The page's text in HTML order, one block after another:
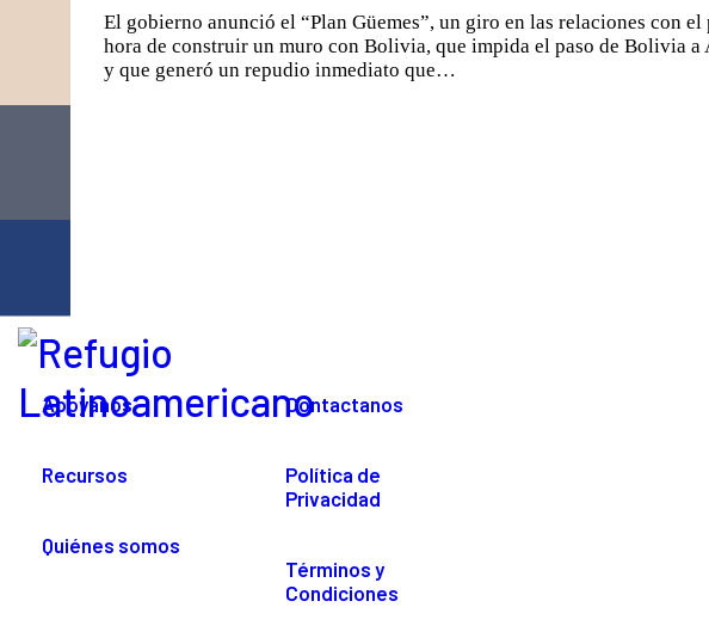
El gobierno anunció el “Plan Güemes”, un giro en las relaciones con
hora de construir un muro con Bolivia, que impida el paso de Bolivia
y que generó un repudio inmediato que…
Apoyanos
Recursos
Quiénes somos
Contactanos
Política de
Privacidad
Términos y
Condiciones